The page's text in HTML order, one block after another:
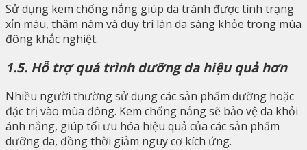
Sử dụng kem chống nắng giúp da tránh được tình trạng
xỉn màu, thâm nám và duy trì làn da sáng khỏe trong mùa
đông khắc nghiệt.
1.5. Hỗ trợ quá trình dưỡng da hiệu quả hơn
Nhiều người thường sử dụng các sản phẩm dưỡng hoặc
đặc trị vào mùa đông. Kem chống nắng sẽ bảo vệ da khỏi
ánh nắng, giúp tối ưu hóa hiệu quả của các sản phẩm
dưỡng da, đồng thời giảm nguy cơ kích ứng.